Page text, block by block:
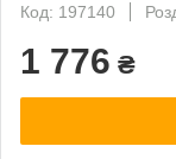
Код: 197140
1 776 ₴